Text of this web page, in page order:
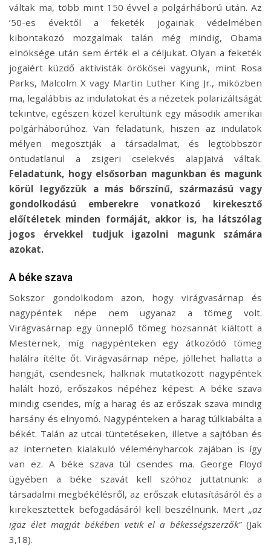
váltak ma, több mint 150 évvel a polgárháború után. Az
’50-es évektől a feketék jogainak védelmében
kibontakozó mozgalmak talán még mindig, Obama
elnöksége után sem érték el a céljukat. Olyan a feketék
jogaiért küzdő aktivisták örökösei vagyunk, mint Rosa
Parks, Malcolm X vagy Martin Luther King Jr., miközben
ma, legalábbis az indulatokat és a nézetek polarizáltságát
tekintve, egészen közel kerültünk egy második amerikai
polgárháborúhoz. Van feladatunk, hiszen az indulatok
mélyen megosztják a társadalmat, és legtöbbször
öntudatlanul a zsigeri cselekvés alapjaivá váltak.
Feladatunk, hogy elsősorban magunkban és magunk
körül legyőzzük a más bőrszínű, származású vagy
gondolkodású emberekre vonatkozó kirekesztő
előítéletek minden formáját, akkor is, ha látszólag
jogos érvekkel tudjuk igazolni magunk számára
azokat.
A béke szava
Sokszor gondolkodom azon, hogy virágvasárnap és
nagypéntek népe nem ugyanaz a tömeg volt.
Virágvasárnap egy ünneplő tömeg hozsannát kiáltott a
Mesternek, míg nagypénteken egy átkozódó tömeg
halálra ítélte őt. Virágvasárnap népe, jóllehet hallatta a
hangját, csendesnek, halknak mutatkozott nagypéntek
halált hozó, erőszakos népéhez képest. A béke szava
mindig csendes, míg a harag és az erőszak szava mindig
harsány és elnyomó. Nagypénteken a harag túlkiabálta a
békét. Talán az utcai tüntetéseken, illetve a sajtóban és
az interneten kialakuló véleményharcok zajában is így
van ez. A béke szava túl csendes ma. George Floyd
ügyében a béke szavát kell szóhoz juttatnunk: a
társadalmi megbékélésről, az erőszak elutasításáról és a
kirekesztettek befogadásáról kell beszélnünk. Mert „az
igaz élet magját békében vetik el a békességszerzők”(Jak
3,18).